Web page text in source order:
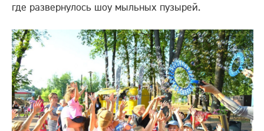
где развернулось шоу мыльных пузырей.